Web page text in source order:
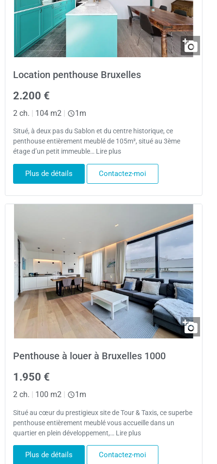
Location penthouse Bruxelles
2.200 €
2 ch. | 104 m2 | 1m
Situé, à deux pas du Sablon et du centre historique, ce
penthouse entièrement meublé de 105m², situé au 3ème
étage d’un petit immeuble… Lire plus
Plus de détails Contactez-moi
Penthouse à louer à Bruxelles 1000
1.950 €
2 ch. 100 m2 1m
Situé au cœur du prestigieux site de Tour & Taxis, ce superbe
penthouse entièrement meublé vous accueille dans un
quartier en plein développement,… Lire plus
Plus de détails Contactez-moi